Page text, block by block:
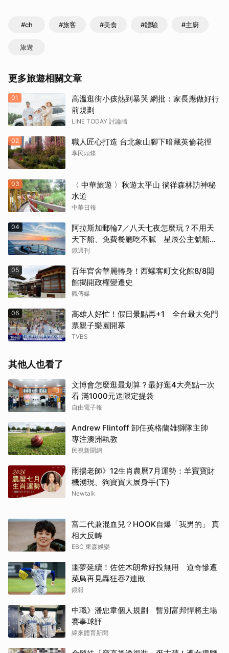
#ch #旅客 #美食 #體驗 #主廚
旅遊
更多旅遊相關文章
01
高溫逛街小孩熱到暴哭 網批：家長應做好行
前規劃
LINE TODAY 討論牆
02 職人匠心打造 台北象山腳下暗藏英倫花徑
享民頭條
03
〈 中華旅遊 〉秋遊太平山 徜徉森林訪神秘
水道
中華日報
04
阿拉斯加郵輪7／八天七夜怎麼玩？不用天
天下船、免費餐廳吃不膩 星辰公主號船上
一日生活公開
鏡週刊
05
百年官舍華麗轉身！西螺客町文化館8/8開
館揭開政權變遷史
觀傳媒
06
高雄人好忙！假日景點再+1 全台最大免門
票親子樂園開幕
TVBS
其他人也看了
文博會怎麼逛最划算？最好逛4大亮點一次
看 滿1000元送限定提袋
自由電子報
Andrew Flintoff 卸任英格蘭雄獅隊主帥
專注澳洲執教
民視新聞網
雨揚老師》12生肖農曆7月運勢：羊寶寶財
機湧現、狗寶寶大展身手(下)
Newtalk
富二代兼混血兒？HOOK自爆「我男的」 真
相大反轉
EBC 東森娛樂
噩夢延續！佐佐木朗希好投無用 道奇慘遭
菜鳥再見轟狂吞7連敗
鏡報
中職》潘忠韋個人規劃 暫別富邦悍將主場
賽事球評
緯來體育新聞
取消